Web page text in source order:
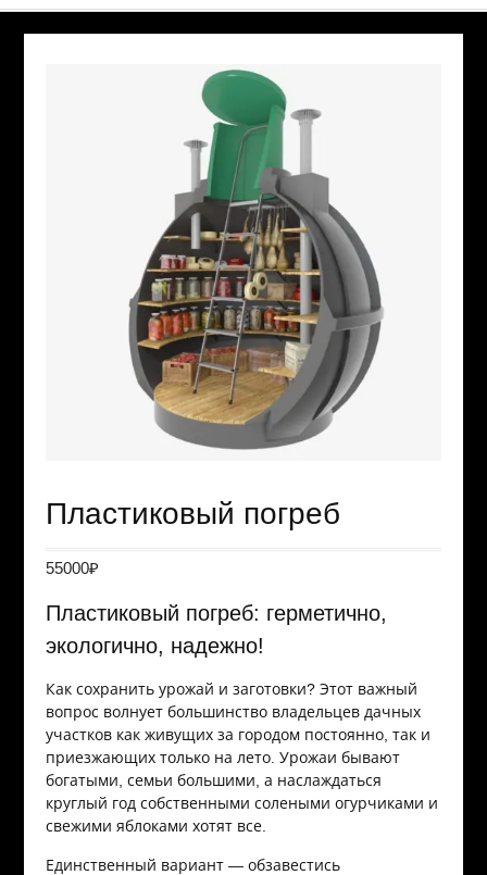
Пластиковый погреб
55000₽
Пластиковый погреб: герметично,
экологично, надежно!
Как сохранить урожай и заготовки? Этот важный
вопрос волнует большинство владельцев дачных
участков как живущих за городом постоянно, так и
приезжающих только на лето. Урожаи бывают
богатыми, семьи большими, а наслаждаться
круглый год собственными солеными огурчиками и
свежими яблоками хотят все.
Единственный вариант — обзавестись